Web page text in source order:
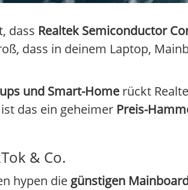
dass Realtek Semiconductor
dass in deinem Laptop,
und Smart-Home rückt
das ein geheimer Preis-
& Co.
hypen diegünstigen